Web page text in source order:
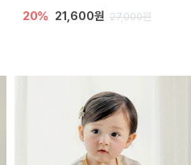
20% 21,600원 27,000원